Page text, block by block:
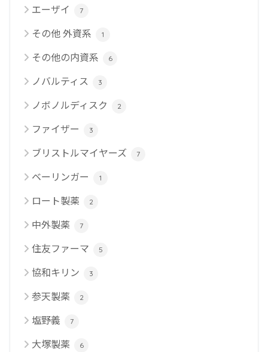
エーザイ 7
その他 外資系 1
その他の内資系 6
ノバルティス 3
ノボノルディスク 2
ファイザー 3
ブリストルマイヤーズ 7
ベーリンガー 1
ロート製薬 2
中外製薬 7
住友ファーマ 5
協和キリン 3
参天製薬 2
塩野義 7
大塚製薬 6